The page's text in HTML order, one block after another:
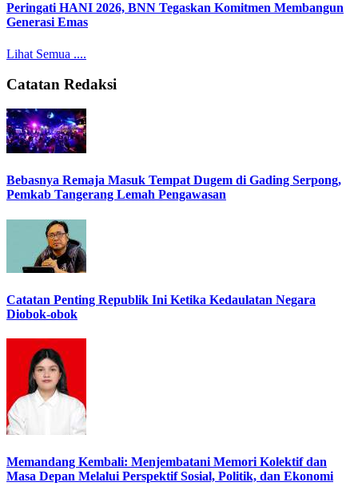
Peringati HANI 2026, BNN Tegaskan Komitmen Membangun
Generasi Emas
Lihat Semua ....
Catatan Redaksi
Bebasnya Remaja Masuk Tempat Dugem di Gading Serpong,
Pemkab Tangerang Lemah Pengawasan
Catatan Penting Republik Ini Ketika Kedaulatan Negara
Diobok-obok
Memandang Kembali: Menjembatani Memori Kolektif dan
Masa Depan Melalui Perspektif Sosial, Politik, dan Ekonomi